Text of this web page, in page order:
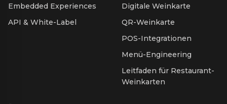
Embedded Experiences
API & White-Label
Digitale Weinkarte
QR-Weinkarte
POS-Integrationen
Menü-Engineering
Leitfaden für Restaurant-
Weinkarten